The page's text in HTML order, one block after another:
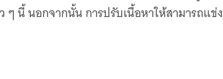
ๆ นี้ นอกจากนั้น การปรับเนื้อหาให้สามารถแข่